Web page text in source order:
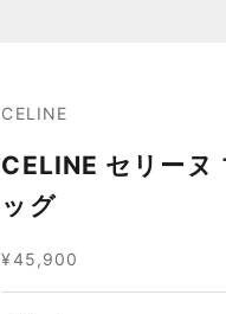
CELINE
CELINE セリー
ッグ
セール価格
¥45,900